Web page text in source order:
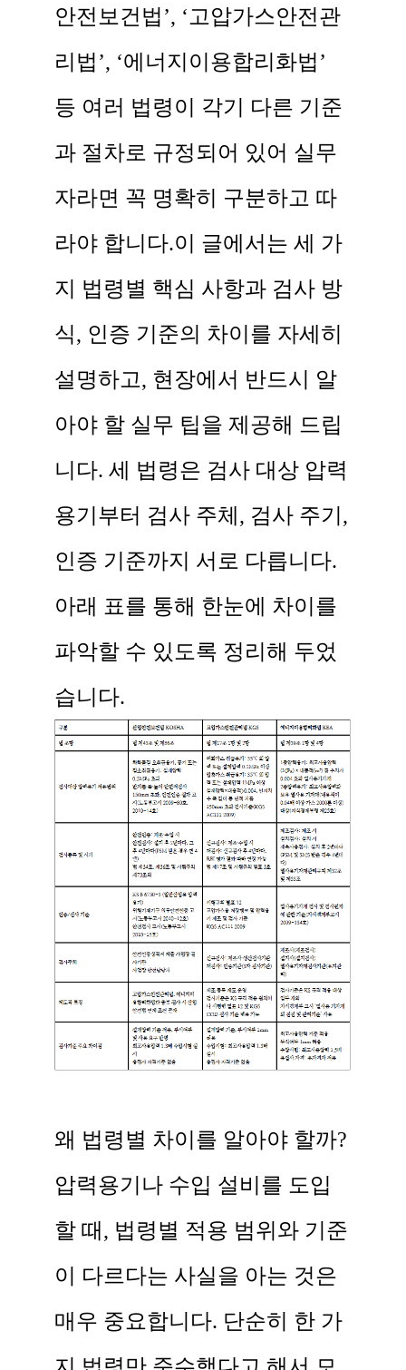
안전보건법’, ‘고압가스안전관
리법’, ‘에너지이용합리화법’
등 여러 법령이 각기 다른 기준
과 절차로 규정되어 있어 실무
자라면 꼭 명확히 구분하고 따
라야 합니다. ​ 이 글에서는 세 가
지 법령별 핵심 사항과 검사 방
식, 인증 기준의 차이를 자세히
설명하고, 현장에서 반드시 알
아야 할 실무 팁을 제공해 드립
니다. 세 법령은 검사 대상 압력
용기부터 검사 주체, 검사 주기,
인증 기준까지 서로 다릅니다.
아래 표를 통해 한눈에 차이를
파악할 수 있도록 정리해 두었
습니다.
왜 법령별 차이를 알아야 할까?
압력용기나 수입 설비를 도입
할 때, 법령별 적용 범위와 기준
이 다르다는 사실을 아는 것은
매우 중요합니다. 단순히 한 가